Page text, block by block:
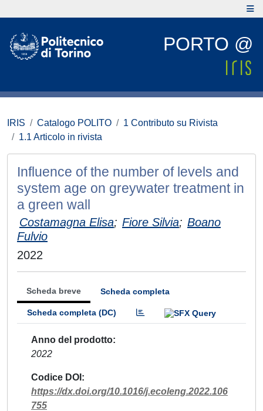
PORTO @
IRIS Catalogo POLITO
1 Contributo su Rivista
1.1 Articolo in rivista
Influence of the number of levels and
system age on greywater treatment in
a green wall
Costamagna Elisa; Fiore Silvia; Boano
Fulvio
2022
Scheda breve Scheda completa
Scheda completa (DC)
Anno del prodotto
2022
Codice DOI
https://dx.doi.org/10.1016/j.ecoleng.2022.106
755